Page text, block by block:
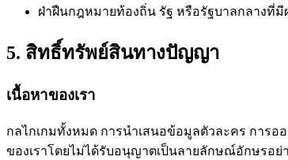
ฝ่าฝืนกฎหมายท้องถิ่น รัฐ หรือรัฐบาลกลางที่มี
5. สิทธิ์ทรัพย์สินทางปัญญา
เนื้อหาของเรา
กลไกเกมทั้งหมด การนำเสนอข้อมูลตัวละคร การ
ของเราโดยไม่ได้รับอนุญาตเป็นลายลักษณ์อักษรอย่